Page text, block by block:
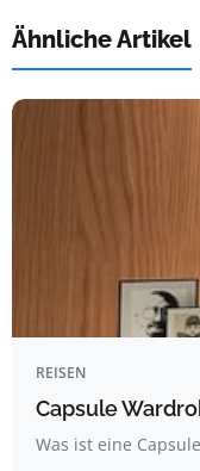
Ähnliche Artikel
REISEN
Capsule
Was ist eine